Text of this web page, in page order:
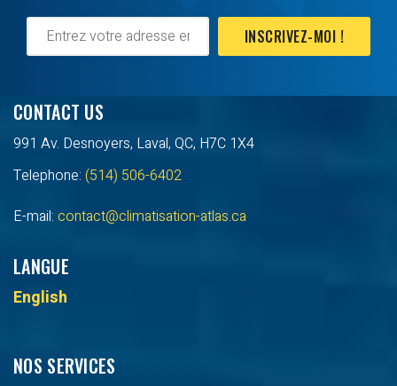
INSCRIVEZ-MOI !
CONTACT US
991 Av. Desnoyers, Laval, QC, H7C 1X4
Telephone: (514) 506-6402
E-mail: contact@climatisation-atlas.ca
LANGUE
English
NOS SERVICES